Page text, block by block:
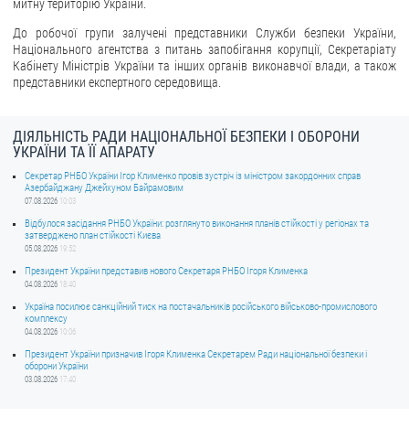
ДЕРЖАВНИЙ РЕЄСТР САНКЦІЙ
митну територію України.
До робочої групи залучені представники Служби безпеки України,
Національного агентства з питань запобігання корупції, Секретаріату
Кабінету Міністрів України та інших органів виконавчої влади, а також
представники експертного середовища.
ДІЯЛЬНІСТЬ РАДИ НАЦІОНАЛЬНОЇ БЕЗПЕКИ І ОБОРОНИ
УКРАЇНИ ТА ЇЇ АПАРАТУ
Секретар РНБО України Ігор Клименко провів зустріч із міністром закордонних справ
Азербайджану Джейхуном Байрамовим
07.08.2026 10:03
Відбулося засідання РНБО України: розглянуто виконання планів стійкості у регіонах та
затверджено план стійкості Києва
05.08.2026 19:52
Президент України представив нового Секретаря РНБО Ігоря Клименка
04.08.2026 18:40
Україна посилює санкційний тиск на постачальників російського військово-промислового
комплексу
04.08.2026 10:06
Президент України призначив Ігоря Клименка Секретарем Ради національної безпеки і
оборони України
03.08.2026 17:40